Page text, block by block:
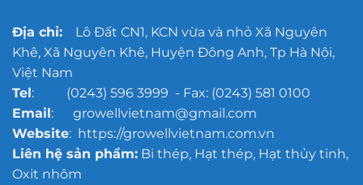
Địa chỉ:Lô Đất CN1, KCN vừa và nhỏ Xã Nguyên
Khê, Xã Nguyên Khê, Huyện Đông Anh, Tp Hà Nội,
Việt Nam
Tel: (0243) 596 3999 - Fax: (0243) 581 0100
Email: growellvietnam@gmail.com
Website: https://growellvietnam.com.vn
Liên hệ sản phẩm:Bi thép, Hạt thép, Hạt thủy tinh,
Oxit nhôm